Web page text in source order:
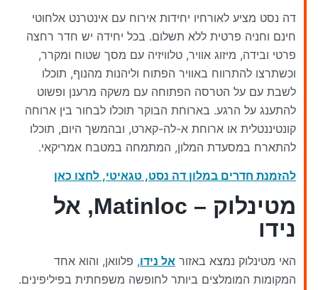
דה נסט מציע לאורחיו יחידות אירוח עם אינטרנט אלחוטי
חינם וחניה פרטית ללא תשלום. בכל יחידה יש חדר רחצה
פרטי ובידה, מיזוג אוויר, טלוויזיה עם מסך שטוח ומקרר,
וכשתרצו להתרווח באוויר הפתוח וליהנות מהנוף, תוכלו
לשבת עם על הטרסה הפתוחה עם משקה מרענן ופשוט
להתענג על הרגע. בארוחת הבוקר תוכלו לבחור בין ארוחה
קונטיננטלית או ארוחת א-לה-קארט, ובהמשך היום, תוכלו
להתארח במסעדת המלון, המתמחה במטבח אמריקאי.
להזמנת חדרים במלון דה נסט, טגאיטי, לחצו כאן
מטינלוק – Matinloc, אל
נידו
האי מטינלוק נמצא באזור אל נידו, פלוואן, והוא אחד
המקומות המומלצים ביותר לחופשה משפחתית בפיליפינים.